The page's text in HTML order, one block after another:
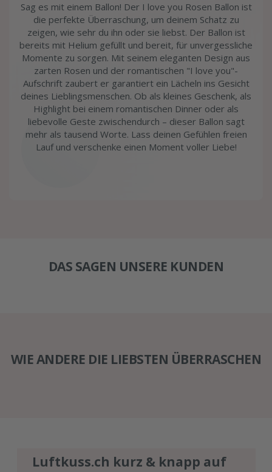
Sag es mit einem Ballon! Der I love you Rosen Ballon ist
die perfekte Überraschung, um deinem Schatz zu
zeigen, wie sehr du ihn oder sie liebst. Der Ballon ist
bereits mit Helium gefüllt und bereit, für unvergessliche
Momente zu sorgen. Mit seinem eleganten Design aus
zarten Rosen und der romantischen "I love you"-
Aufschrift zaubert er garantiert ein Lächeln ins Gesicht
deines Lieblingsmenschen. Ob als kleines Geschenk, als
Highlight bei einem romantischen Dinner oder als
liebevolle Geste zwischendurch – dieser Ballon sagt
mehr als tausend Worte. Lass deinen Gefühlen freien
Lauf und verschenke einen Moment voller Liebe!
DAS SAGEN UNSERE KUNDEN
WIE ANDERE DIE LIEBSTEN ÜBERRASCHEN
Luftkuss.ch kurz & knapp auf